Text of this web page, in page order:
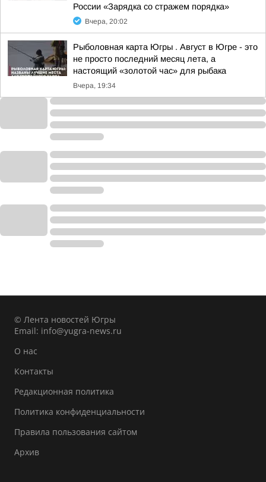
России «Зарядка со стражем порядка»
Вчера, 20:02
Рыболовная карта Югры . Август в Югре - это
не просто последний месяц лета, а
настоящий «золотой час» для рыбака
Вчера, 19:34
© Лента новостей Югры
Email: info@yugra-news.ru
О нас
Контакты
Редакционная политика
Политика конфиденциальности
Правила пользования сайтом
Архив